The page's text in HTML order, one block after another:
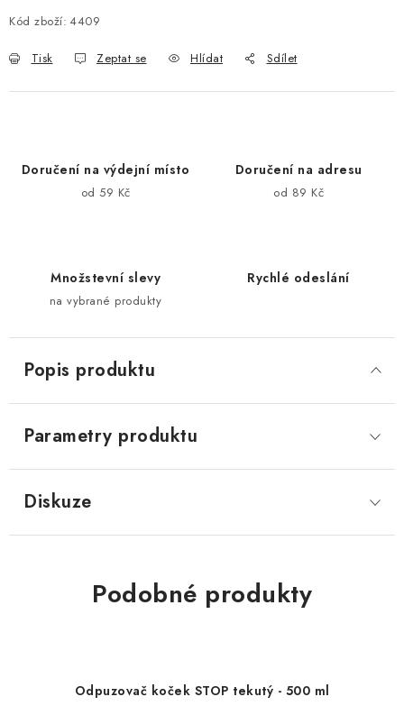
Kód zboží: 4409
Tisk Zeptat se Hlídat Sdílet
Doručení na výdejní místo
od 59 Kč
Doručení na adresu
od 89 Kč
Množstevní slevy
na vybrané produkty
Rychlé odeslání
Popis produktu
Parametry produktu
Diskuze
Podobné produkty
Odpuzovač koček STOP tekutý - 500 ml